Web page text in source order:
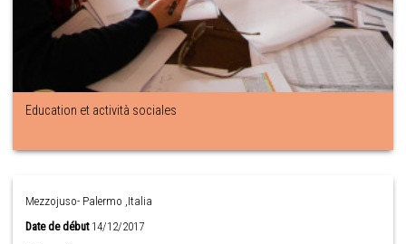
Education et actività sociales
Mezzojuso- Palermo ,Italia
Date de début14/12/2017